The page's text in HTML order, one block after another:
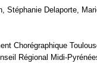
Stéphanie Delaporte,
Chorégraphique
Régional Midi-